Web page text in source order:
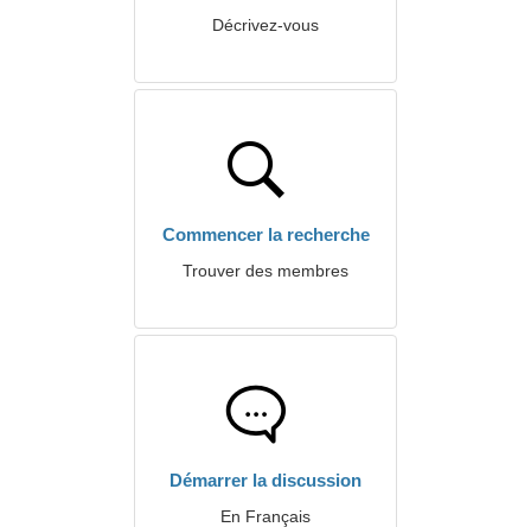
Décrivez-vous
Commencer la recherche
Trouver des membres
Démarrer la discussion
En Français